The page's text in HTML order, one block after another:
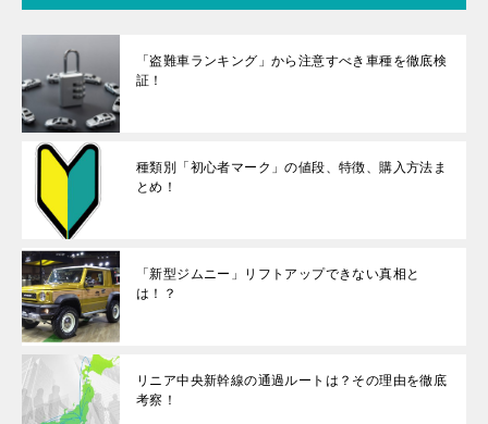
「盗難車ランキング」から注意すべき車種を徹底検
証！
種類別「初心者マーク」の値段、特徴、購入方法ま
とめ！
「新型ジムニー」リフトアップできない真相と
は！？
リニア中央新幹線の通過ルートは？その理由を徹底
考察！